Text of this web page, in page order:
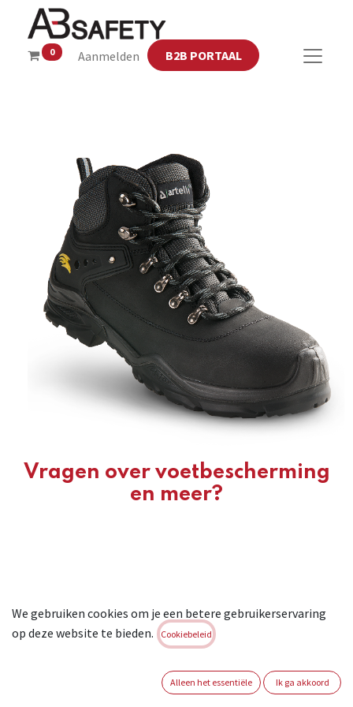
0 Aanmelden B2B PORTAAL
Vragen over voetbescherming
en meer?
We gebruiken cookies om je een betere gebruikerservaring
op deze website te bieden.
Cookiebeleid
Alleen het essentiële Ik ga akkoord